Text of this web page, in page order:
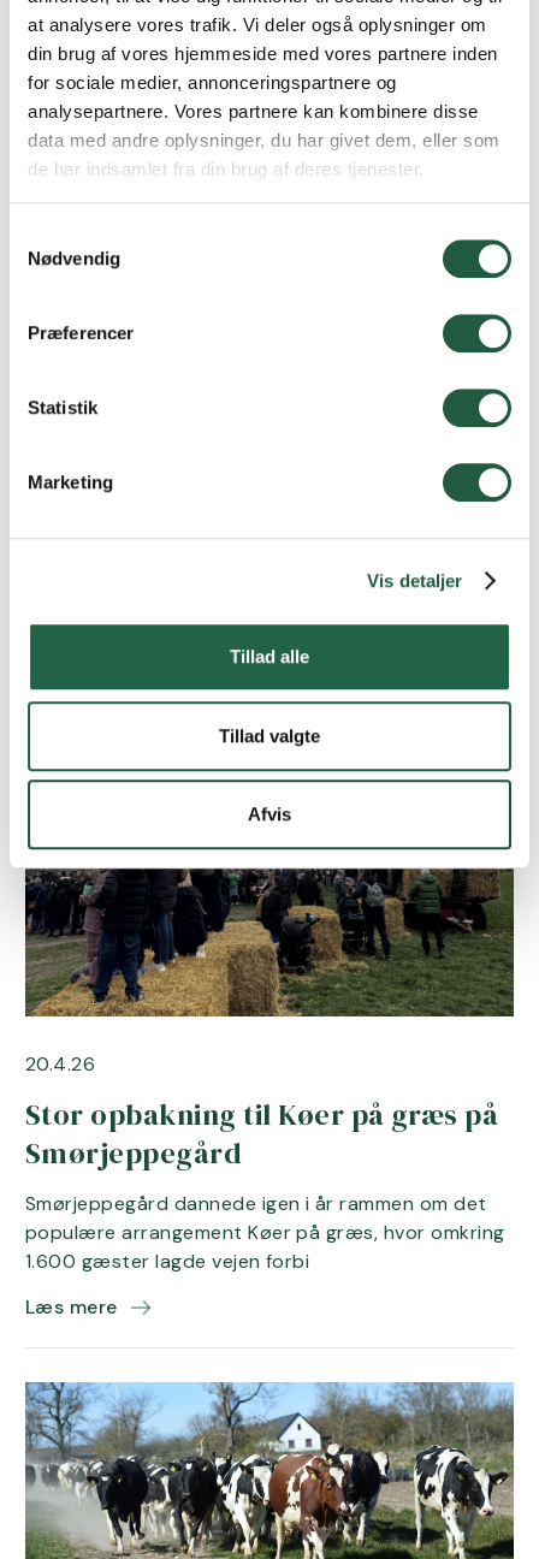
at analysere vores trafik. Vi deler også oplysninger om
din brug af vores hjemmeside med vores partnere inden
for sociale medier, annonceringspartnere og
analysepartnere. Vores partnere kan kombinere disse
data med andre oplysninger, du har givet dem, eller som
de har indsamlet fra din brug af deres tjenester.
Nødvendig
Præferencer
Statistik
Marketing
Vis detaljer
Tillad alle
Tillad valgte
Afvis
Hareløkkerne, når Bornholms Familiedyrskue igen
inviterer til en hyggelig dag for hele familien
Læs mere
landbrugere
Er du nysgerrig på, hvordan din bedrift kan drage
nytte af Landbrug & Fødevarers
interessevaretagelse og medlemsfordele?
Læs mere
20.4.26
Stor opbakning til Køer på græs på
Smørjeppegård
Smørjeppegård dannede igen i år rammen om det
populære arrangement Køer på græs, hvor omkring
1.600 gæster lagde vejen forbi
Læs mere